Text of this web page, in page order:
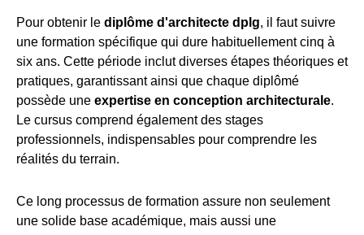
Pour obtenir le diplôme d'architecte dplg, il faut suivre
une formation spécifique qui dure habituellement cinq à
six ans. Cette période inclut diverses étapes théoriques et
pratiques, garantissant ainsi que chaque diplômé
possède une expertise en conception architecturale.
Le cursus comprend également des stages
professionnels, indispensables pour comprendre les
réalités du terrain.
Ce long processus de formation assure non seulement
une solide base académique, mais aussi une